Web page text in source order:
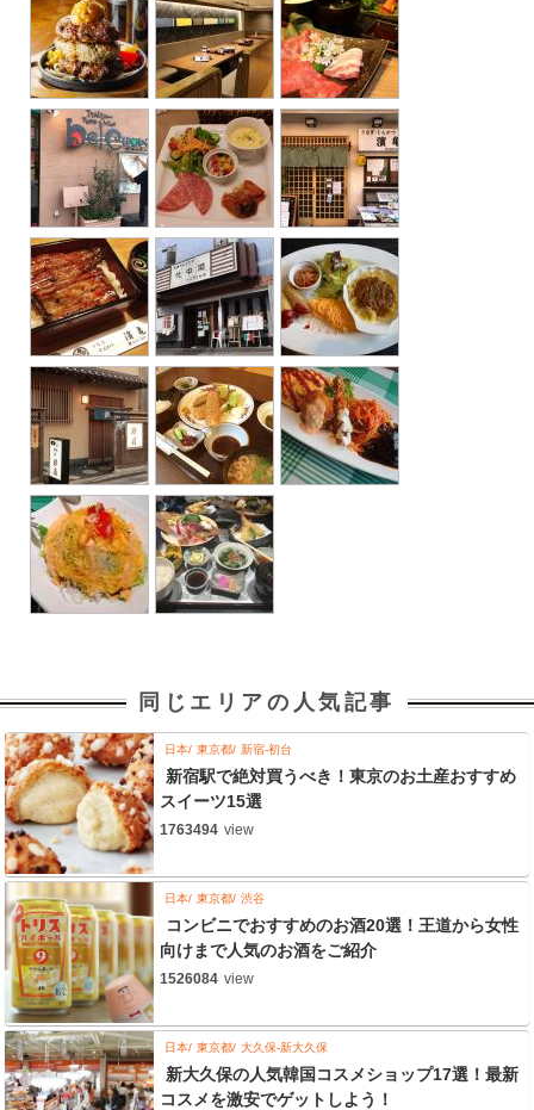
同じエリアの人気記事
日本 東京都 新宿-初台
新宿駅で絶対買うべき！東京のお土産おすすめ
スイーツ15選
1763494 view
日本 東京都 渋谷
コンビニでおすすめのお酒20選！王道から女性
向けまで人気のお酒をご紹介
1526084 view
日本 東京都 大久保-新大久保
新大久保の人気韓国コスメショップ17選！最新
コスメを激安でゲットしよう！